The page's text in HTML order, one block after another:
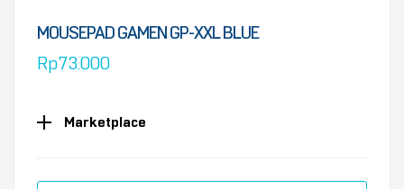
MOUSEPAD GAMEN GP-XXL BLUE
Rp73.000
Marketplace